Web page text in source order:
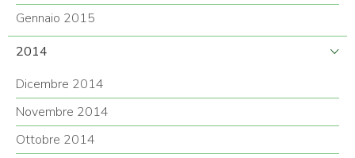
Gennaio 2015
2014
Dicembre 2014
Novembre 2014
Ottobre 2014